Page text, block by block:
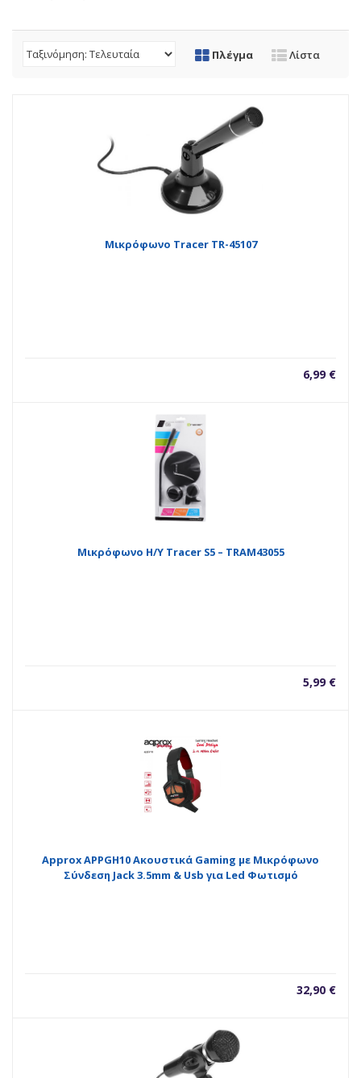
Πλέγμα Λίστα
Μικρόφωνο Tracer TR-45107
6,99 €
Μικρόφωνο H/Y Tracer S5 – TRAM43055
5,99 €
Approx APPGH10 Ακουστικά Gaming με Μικρόφωνο
Σύνδεση Jack 3.5mm & Usb για Led Φωτισμό
32,90 €